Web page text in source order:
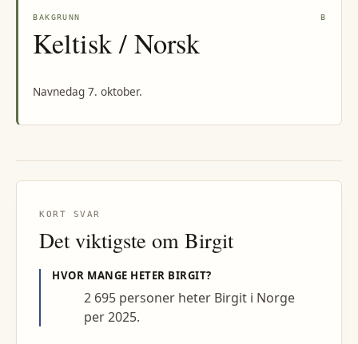
BAKGRUNN B
Keltisk / Norsk
Navnedag 7. oktober.
KORT SVAR
Det viktigste om Birgit
HVOR MANGE HETER BIRGIT?
2 695 personer heter Birgit i Norge
per 2025.